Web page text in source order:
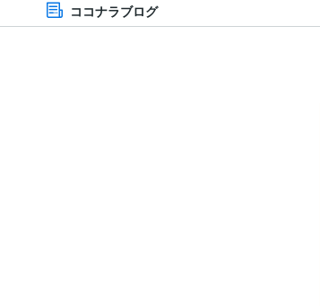
ココナラブログ